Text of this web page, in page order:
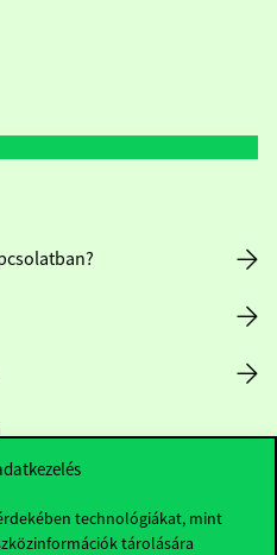
technológiákat, mint
tárolására